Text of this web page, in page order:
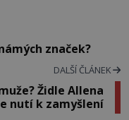
značek?
DALŠÍ ČLÁNEK
Židle Allena
nutí k zamyšlení